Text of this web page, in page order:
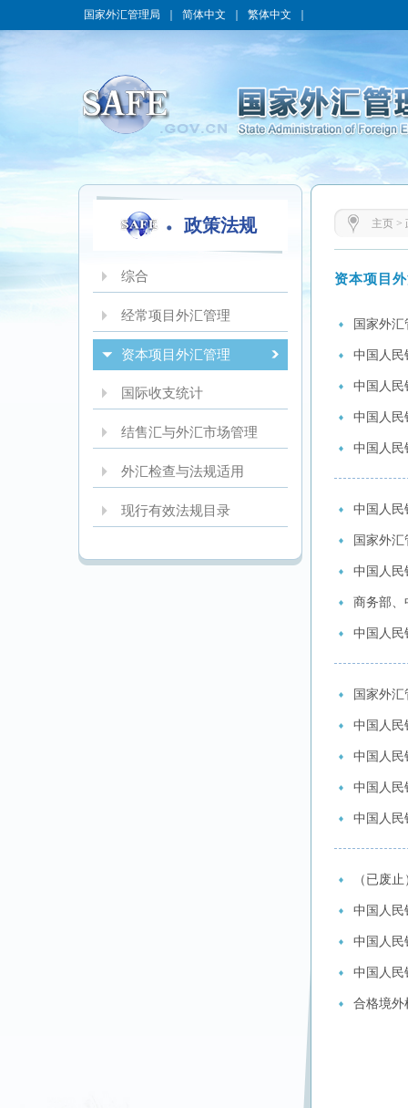
国家外汇管理局 简体中文 繁体中文
政策法规
综合
经常项目外汇管理
资本项目外汇管理
国际收支统计
结售汇与外汇市场管理
外汇检查与法规适用
现行有效法规目录
主页 >
资本项目
国家外
中国人民
中国人民
中国人民
中国人民
中国人民
国家外
中国人民
商务部、
中国人民
国家外
中国人民
中国人民
中国人民
中国人民
（已废
中国人民
中国人民
中国人民
合格境外